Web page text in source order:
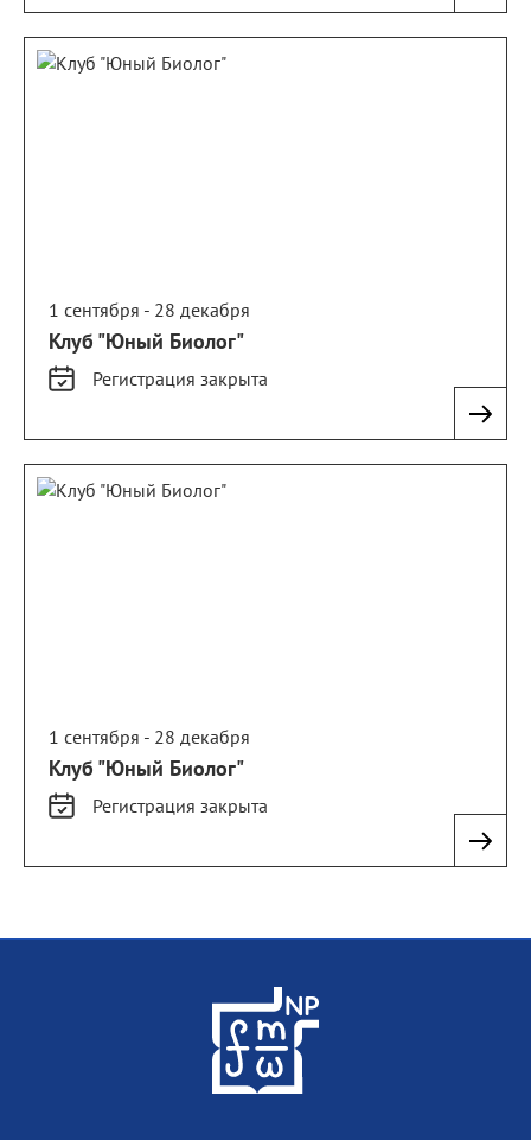
1 сентября - 28 декабря
Клуб "Юный Биолог"
Регистрация закрыта
1 сентября - 28 декабря
Клуб "Юный Биолог"
Регистрация закрыта